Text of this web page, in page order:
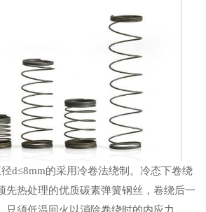
径d≤8mm的采用冷卷法绕制。冷态下卷绕
先热处理的优质碳素弹簧钢丝，卷绕后一
只须低温回火以消除卷绕时的内应力。